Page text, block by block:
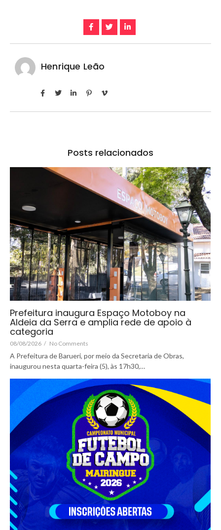
Henrique Leão
Posts relacionados
Prefeitura inaugura Espaço Motoboy na
Aldeia da Serra e amplia rede de apoio à
categoria
08/08/2026 / No Comments
A Prefeitura de Barueri, por meio da Secretaria de Obras,
inaugurou nesta quarta-feira (5), às 17h30,…